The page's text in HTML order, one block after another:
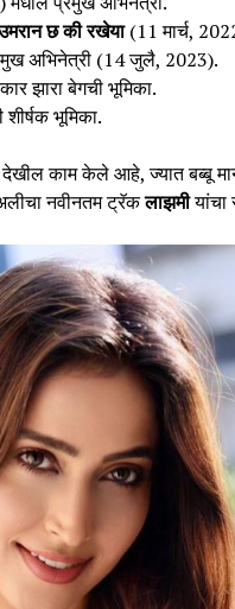
छ की रखेया(11 मार्च,
अभिनेत्री (14 जुलै, 2023).
झारा बेगची भूमिका.
भूमिका.
काम केले आहे, ज्यात बब्बू
नवीनतम ट्रॅकलाझमीयांचा